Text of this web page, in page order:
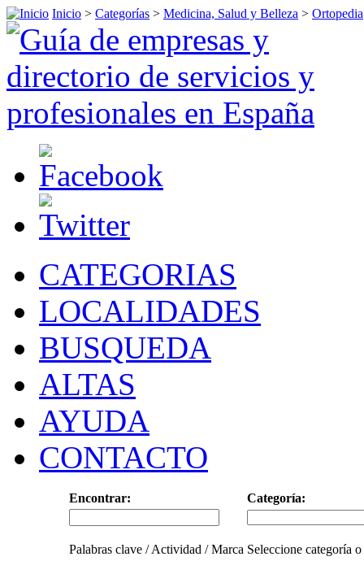
Inicio > Categorías > Medicina, Salud y Belleza > Ortopedia
CATEGORIAS
LOCALIDADES
BUSQUEDA
ALTAS
AYUDA
CONTACTO
Encontrar: Categoría:
Palabras clave / Actividad / Marca Seleccione categoría